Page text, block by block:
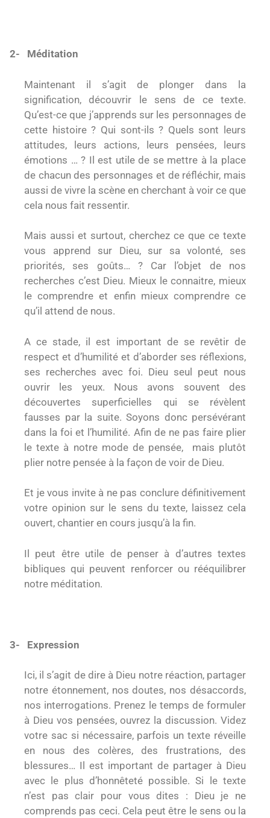
2- Méditation
Maintenant il s’agit de plonger dans la
signification, découvrir le sens de ce texte.
Qu’est-ce que j’apprends sur les personnages de
cette histoire ? Qui sont-ils ? Quels sont leurs
attitudes, leurs actions, leurs pensées, leurs
émotions … ? Il est utile de se mettre à la place
de chacun des personnages et de réfléchir, mais
aussi de vivre la scène en cherchant à voir ce que
cela nous fait ressentir.
Mais aussi et surtout, cherchez ce que ce texte
vous apprend sur Dieu, sur sa volonté, ses
priorités, ses goûts… ? Car l’objet de nos
recherches c’est Dieu. Mieux le connaitre, mieux
le comprendre et enfin mieux comprendre ce
qu’il attend de nous.
A ce stade, il est important de se revêtir de
respect et d’humilité et d’aborder ses réflexions,
ses recherches avec foi. Dieu seul peut nous
ouvrir les yeux. Nous avons souvent des
découvertes superficielles qui se révèlent
fausses par la suite. Soyons donc persévérant
dans la foi et l’humilité. Afin de ne pas faire plier
le texte à notre mode de pensée, mais plutôt
plier notre pensée à la façon de voir de Dieu.
Et je vous invite à ne pas conclure définitivement
votre opinion sur le sens du texte, laissez cela
ouvert, chantier en cours jusqu’à la fin.
Il peut être utile de penser à d’autres textes
bibliques qui peuvent renforcer ou rééquilibrer
notre méditation.
3- Expression
Ici, il s’agit de dire à Dieu notre réaction, partager
notre étonnement, nos doutes, nos désaccords,
nos interrogations. Prenez le temps de formuler
à Dieu vos pensées, ouvrez la discussion. Videz
votre sac si nécessaire, parfois un texte réveille
en nous des colères, des frustrations, des
blessures… Il est important de partager à Dieu
avec le plus d’honnêteté possible. Si le texte
n’est pas clair pour vous dites : Dieu je ne
comprends pas ceci. Cela peut être le sens ou la